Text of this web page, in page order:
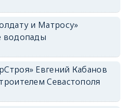
и Матросу»
водопады
Евгений Кабанов
Севастополя